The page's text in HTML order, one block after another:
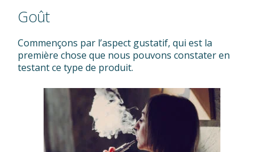
Goût
Commençons par l’aspect gustatif, qui est la
première chose que nous pouvons constater en
testant ce type de produit.